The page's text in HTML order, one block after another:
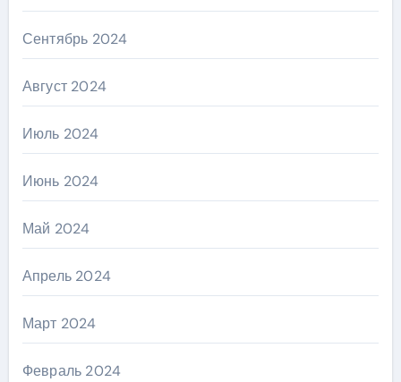
Сентябрь 2024
Август 2024
Июль 2024
Июнь 2024
Май 2024
Апрель 2024
Март 2024
Февраль 2024